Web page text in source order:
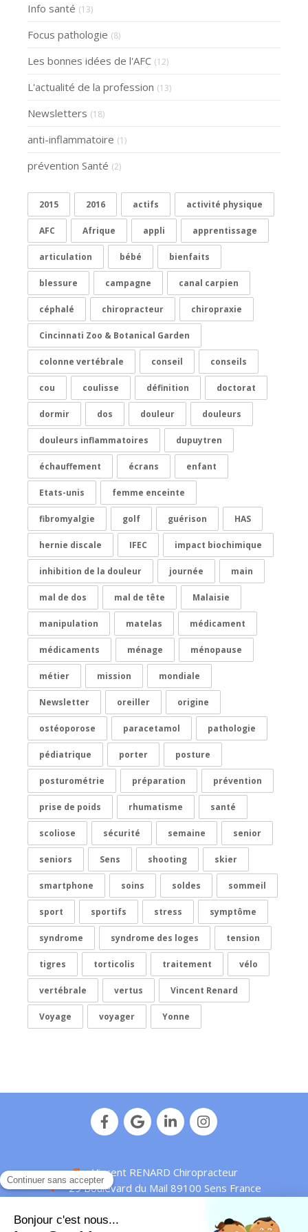
Info santé (13)
Focus pathologie (8)
Les bonnes idées de l'AFC (12)
L'actualité de la profession (13)
Newsletters (18)
anti-inflammatoire (1)
prévention Santé (2)
2015 2016 actifs activité physique
AFC Afrique appli apprentissage
articulation bébé bienfaits
blessure campagne canal carpien
céphalé chiropracteur chiropraxie
Cincinnati Zoo & Botanical Garden
colonne vertébrale conseil conseils
cou coulisse définition doctorat
dormir dos douleur douleurs
douleurs inflammatoires dupuytren
échauffement écrans enfant
Etats-unis femme enceinte
fibromyalgie golf guérison HAS
hernie discale IFEC impact biochimique
inhibition de la douleur journée main
mal de dos mal de tête Malaisie
manipulation matelas médicament
médicaments ménage ménopause
métier mission mondiale
Newsletter oreiller origine
ostéoporose paracetamol pathologie
pédiatrique porter posture
posturométrie préparation prévention
prise de poids rhumatisme santé
scoliose sécurité semaine senior
seniors Sens shooting skier
smartphone soins soldes sommeil
sport sportifs stress symptôme
syndrome syndrome des loges tension
tigres torticolis traitement vélo
vertébrale vertus Vincent Renard
Voyage voyager Yonne
Vincent RENARD Chiropracteur
29 Boulevard du Mail 89100 Sens France